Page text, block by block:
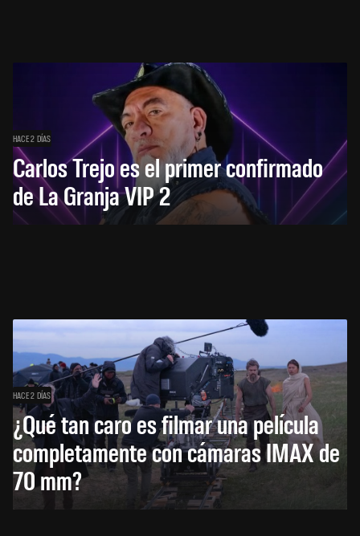
HACE 2 DÍAS
Carlos Trejo es el primer confirmado
de La Granja VIP 2
HACE 2 DÍAS
¿Qué tan caro es filmar una película
completamente con cámaras IMAX de
70 mm?